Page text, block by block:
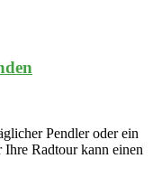
Pendler oder ein
Radtour kann einen